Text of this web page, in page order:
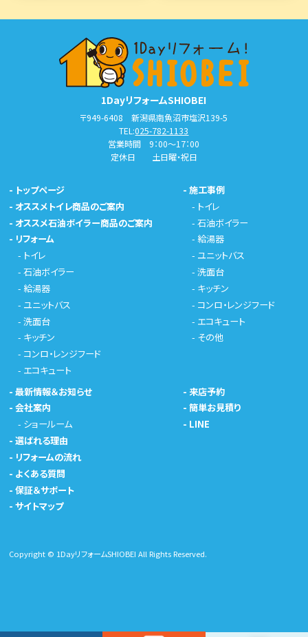
1DayリフォームSHIOBEI
〒949-6408 新潟県南魚沼市塩沢139-5
TEL:025-782-1133
営業時間 9：00～17：00
定休日 土日曜・祝日
- トップページ
- オススメトイレ商品のご案内
- オススメ石油ボイラー商品のご案内
- リフォーム
- トイレ
-石油ボイラー
- 給湯器
- ユニットバス
-洗面台
- キッチン
- コンロ・レンジフード
- エコキュート
-施工事例
- トイレ
-石油ボイラー
- 給湯器
- ユニットバス
-洗面台
- キッチン
- コンロ・レンジフード
- エコキュート
- その他
-最新情報＆お知らせ
-会社案内
- ショールーム
-選ばれる理由
- リフォームの流れ
- よくある質問
-保証＆サポート
-サイトマップ
- 来店予約
-簡単お見積り
- LINE
Copyright © 1DayリフォームSHIOBEI All Rights Reserved.